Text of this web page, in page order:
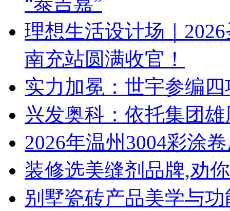
理想生活设计场｜
南充站圆满收官！
实力加冕：世宇参编
兴发奥科：依托集团
2026年温州3004彩涂
装修选美缝剂品牌,劝
别墅瓷砖产品美学与